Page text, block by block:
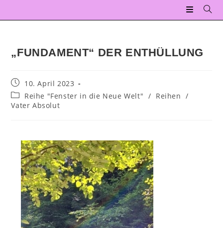
„FUNDAMENT“ DER ENTHÜLLUNG
10. April 2023
Reihe "Fenster in die Neue Welt" / Reihen /
Vater Absolut